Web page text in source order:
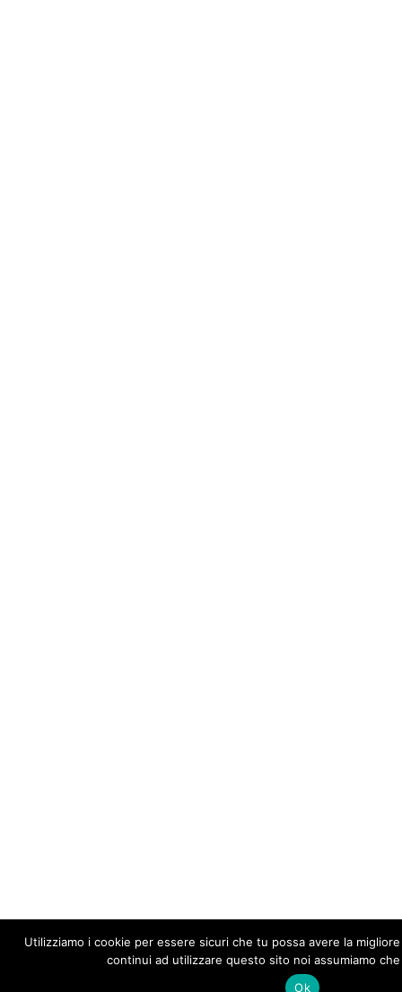
Utilizziamo i cookie per essere sicuri che tu possa avere la
continui ad utilizzare questo sito noi assumiamo
Ok